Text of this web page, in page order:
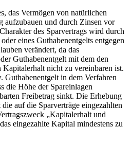
das Vermögen von natürlichen
aufzubauen und durch Zinsen vor
des Sparvertrags wird durch
eines Guthabenentgelts entgegen
verändert, da das
Guthabenentgelt mit dem den
Kapitalerhalt nicht zu vereinbaren ist.
Guthabenentgelt in dem Verfahren
die Höhe der Spareinlagen
Freibetrag sinkt. Die Erhebung
auf die Sparverträge eingezahlten
„Kapitalerhalt und
eingezahlte Kapital mindestens zu